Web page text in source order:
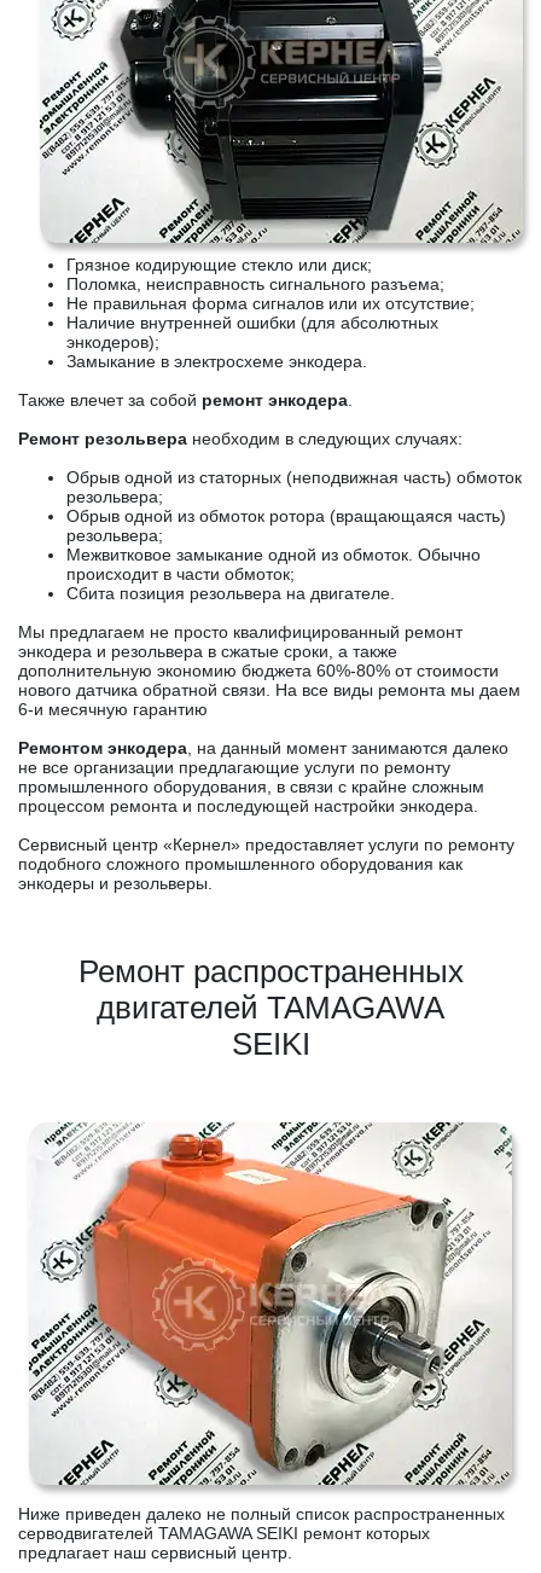
Грязное кодирующие стекло или диск;
Поломка, неисправность сигнального разъема;
Не правильная форма сигналов или их отсутствие;
Наличие внутренней ошибки (для абсолютных
энкодеров);
Замыкание в электросхеме энкодера.
Также влечет за собой ремонт энкодера
Ремонт резольвера необходим в следующих случаях:
Обрыв одной из статорных (неподвижная часть) обмоток
резольвера;
Обрыв одной из обмоток ротора (вращающаяся часть)
резольвера;
Межвитковое замыкание одной из обмоток. Обычно
происходит в части обмоток;
Сбита позиция резольвера на двигателе.
Мы предлагаем не просто квалифицированный ремонт
энкодера и резольвера в сжатые сроки, а также
дополнительную экономию бюджета 60%-80% от стоимости
нового датчика обратной связи. На все виды ремонта мы даем
6-и месячную гарантию
Ремонтом энкодера , на данный момент занимаются далеко
не все организации предлагающие услуги по ремонту
промышленного оборудования, в связи с крайне сложным
процессом ремонта и последующей настройки энкодера.
Сервисный центр «Кернел» предоставляет услуги по ремонту
подобного сложного промышленного оборудования как
энкодеры и резольверы.
Ремонт распространенных
двигателей TAMAGAWA
SEIKI
Ниже приведен далеко не полный список распространенных
серводвигателей TAMAGAWA SEIKI ремонт которых
предлагает наш сервисный центр.